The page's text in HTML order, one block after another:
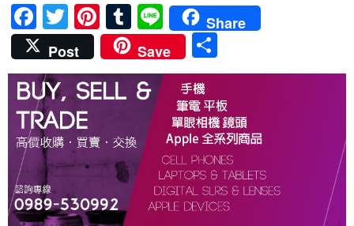
F
ac
e
b
o
o
k
T
w
itt
er
Pi
nt
er
es
T
u
m
bl
Li
n
e
Share
Post
Save
享